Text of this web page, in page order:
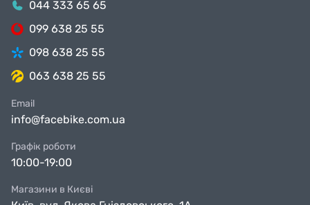
044 333 65 65
099 638 25 55
098 638 25 55
063 638 25 55
Email
info@facebike.com.ua
Графік роботи
10:00-19:00
Магазини в Києві